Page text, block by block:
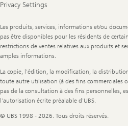
Privacy Settings
Legal
Information
Les produits, services, informations et/ou
pas être disponibles pour les résidents de
restrictions de ventes relatives aux produits et
amples informations.
La copie, l'édition, la modification, la
toute autre utilisation (à des fins commerciales
pas de la consultation à des fins personnelles,
l'autorisation écrite préalable d'UBS.
© UBS 1998 - 2026. Tous droits réservés.